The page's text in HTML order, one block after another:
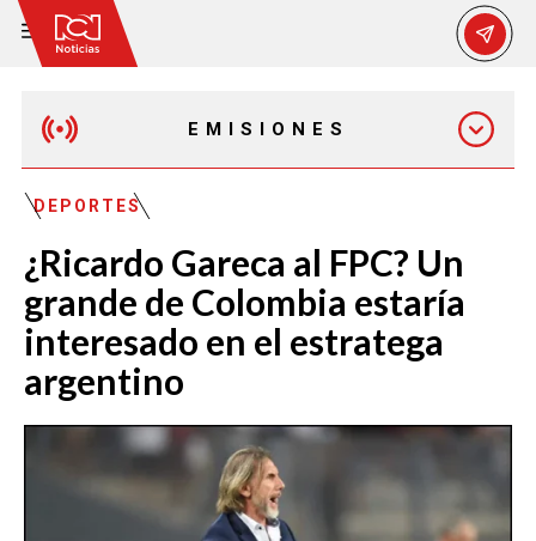
EMISIONES
EMISIÓN 12:30 PM
EMISIÓN 7:00 PM
EMISIÓN 11:30 PM
DEPORTES
¿Ricardo Gareca al FPC? Un
grande de Colombia estaría
interesado en el estratega
argentino